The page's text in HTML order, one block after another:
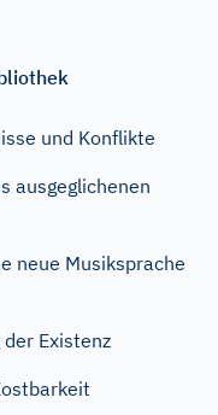
und Konflikte
ausgeglichenen
neue Musiksprache
Existenz